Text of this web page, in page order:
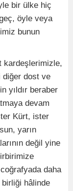
bir ülke hiç
öyle veya
bunun
kardeşlerimizle,
diğer dost ve
yıldır beraber
devam
Kürt, ister
yarın
değil yine
daha
hâlinde